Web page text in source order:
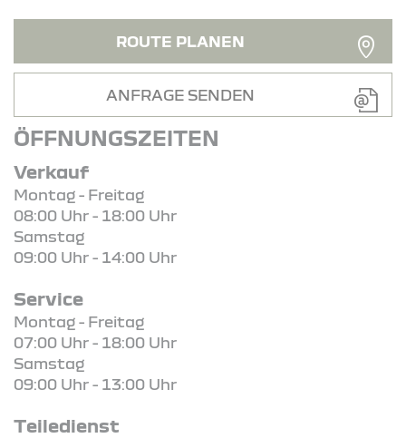
ROUTE PLANEN
ANFRAGE SENDEN
ÖFFNUNGSZEITEN
Verkauf
Montag - Freitag
08:00 Uhr - 18:00 Uhr
Samstag
09:00 Uhr - 14:00 Uhr
Service
Montag - Freitag
07:00 Uhr - 18:00 Uhr
Samstag
09:00 Uhr - 13:00 Uhr
Teiledienst